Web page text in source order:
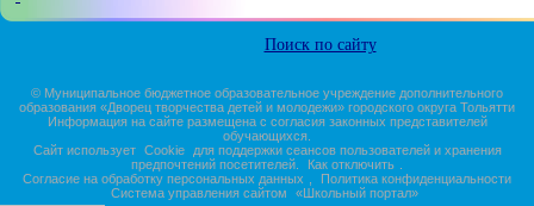
© Муниципальное бюджетное образовательное учреждение дополнительного
образования «Дворец творчества детей и молодежи» городского округа Тольятти
Информация на сайте размещена с согласия законных представителей
обучающихся.
Сайт использует Cookie
для поддержки сеансов пользователей и хранения
предпочтений посетителей.
Как отключить
Согласие на обработку персональных данных
Политика конфиденциальности
Система управления сайтом
«Школьный портал»